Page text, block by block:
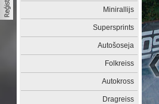
Minirallijs
Supersprints
Autošoseja
Folkreiss
Autokross
Dragreiss